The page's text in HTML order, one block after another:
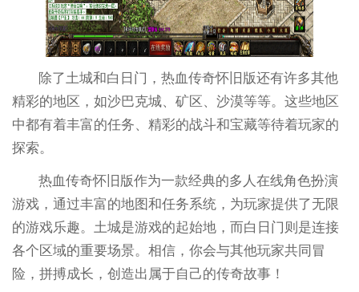
除了土城和白日门，热血传奇怀旧版还有许多其他
精彩的地区，如沙巴克城、矿区、沙漠等等。这些地区
中都有着丰富的任务、精彩的战斗和宝藏等待着玩家的
探索。
热血传奇怀旧版作为一款经典的多人在线角色扮演
游戏，通过丰富的地图和任务系统，为玩家提供了无限
的游戏乐趣。土城是游戏的起始地，而白日门则是连接
各个区域的重要场景。相信，你会与其他玩家共同冒
险，拼搏成长，创造出属于自己的传奇故事！